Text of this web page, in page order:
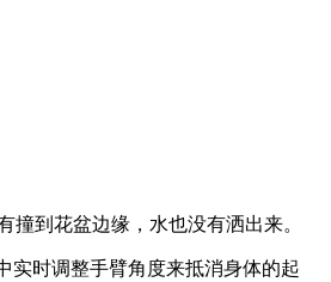
到花盆边缘，水也没有洒出来。
实时调整手臂角度来抵消身体的起